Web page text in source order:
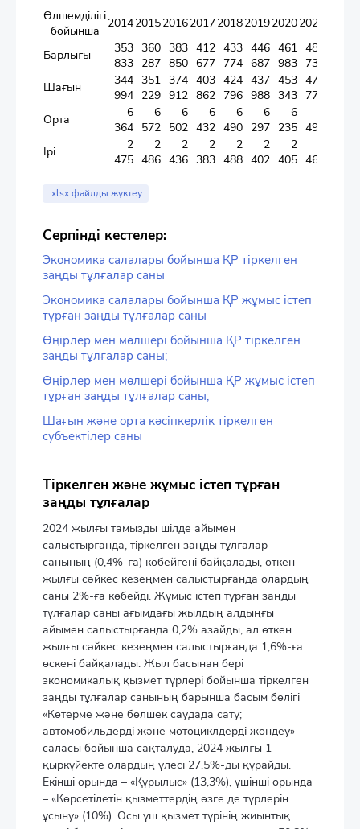
Өлшемділігі
бойынша
20142015201620172018201920202021
Барлығы
353
833
360
287
383
850
412
677
433
774
446
687
461
983
481
732
Шағын
344
994
351
229
374
912
403
862
424
796
437
988
453
343
472
777
Орта
6
364
6
572
6
502
6
432
6
490
6
297
6
235 494
Ірі
2
475
2
486
2
436
2
383
2
488
2
402
2
405 461
.xlsx файлды жүктеу
Серпінді кестелер:
Экономика салалары бойынша ҚР тіркелген
заңды тұлғалар саны
Экономика салалары бойынша ҚР жұмыс істеп
тұрған заңды тұлғалар саны
Өңірлер мен мөлшері бойынша ҚР тіркелген
заңды тұлғалар саны;
Өңірлер мен мөлшері бойынша ҚР жұмыс істеп
тұрған заңды тұлғалар саны;
Шағын және орта кәсіпкерлік тіркелген
субъектілер саны
Тіркелген және жұмыс істеп тұрған
заңды тұлғалар
2024 жылғы тамызды шілде айымен
салыстырғанда, тіркелген заңды тұлғалар
санының (0,4%-ға) көбейгені байқалады, өткен
жылғы сәйкес кезеңмен салыстырғанда олардың
саны 2%-ға көбейді. Жұмыс істеп тұрған заңды
тұлғалар саны ағымдағы жылдың алдыңғы
айымен салыстырғанда 0,2% азайды, ал өткен
жылғы сәйкес кезеңмен салыстырғанда 1,6%-ға
өскені байқалады. Жыл басынан бері
экономикалық қызмет түрлері бойынша тіркелген
заңды тұлғалар санының барынша басым бөлігі
«Көтерме және бөлшек саудада сату;
автомобильдерді және мотоциклдерді жөндеу»
саласы бойынша сақталуда, 2024 жылғы 1
қыркүйекте олардың үлесі 27,5%-ды құрайды.
Екінші орында – «Құрылыс» (13,3%), үшінші орында
– «Көрсетілетін қызметтердің өзге де түрлерін
ұсыну» (10%). Осы үш қызмет түрінің жиынтық